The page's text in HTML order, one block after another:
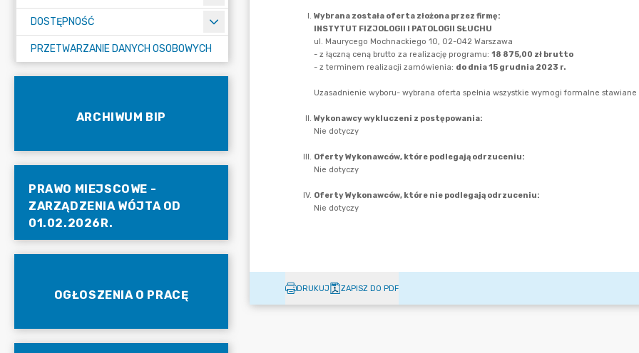
DOSTĘPNOŚĆ
PRZETWARZANIE DANYCH OSOBOWYCH
ARCHIWUM BIP
PRAWO MIEJSCOWE -
ZARZĄDZENIA WÓJTA OD
01.02.2026R.
OGŁOSZENIA O PRACĘ DRUKUJ ZAPISZ DO PDF